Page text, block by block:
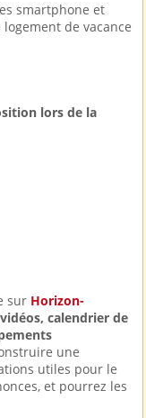
smartphone et
de vacance
lors de la
sur Horizon-
calendrier de
une
utiles pour le
et pourrez les